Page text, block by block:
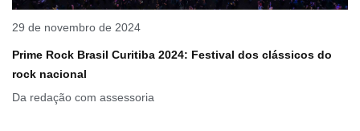
29 de novembro de 2024
Prime Rock Brasil Curitiba 2024: Festival dos clássicos do
rock nacional
Da redação com assessoria